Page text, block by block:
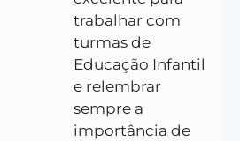
trabalhar com
turmas de
Educação Infantil
e relembrar
sempre a
importância de